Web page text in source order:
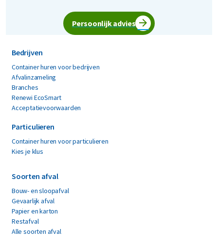
Persoonlijk advies
Bedrijven
Container huren voor bedrijven
Afvalinzameling
Branches
Renewi EcoSmart
Acceptatievoorwaarden
Particulieren
Container huren voor particulieren
Kies je klus
Soorten afval
Bouw- en sloopafval
Gevaarlijk afval
Papier en karton
Restafval
Alle soorten afval